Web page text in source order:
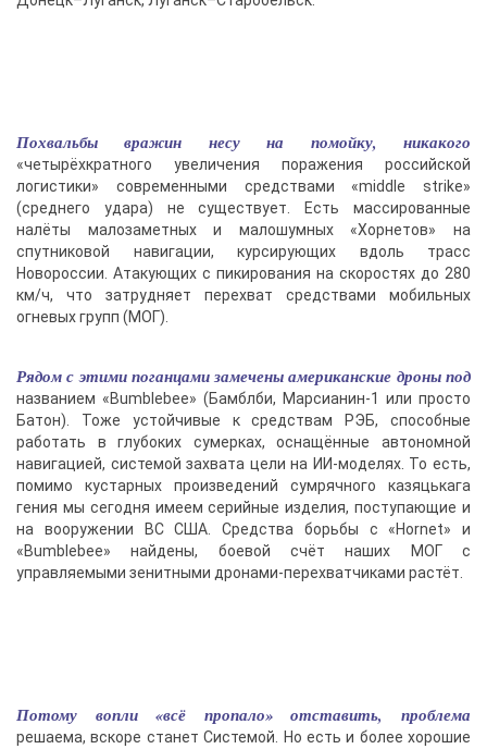
Похвальбы вражин несу на помойку, никакого
«четырёхкратного увеличения поражения российской
логистики» современными средствами «middle strike»
(среднего удара) не существует. Есть массированные
налёты малозаметных и малошумных «Хорнетов» на
спутниковой навигации, курсирующих вдоль трасс
Новороссии. Атакующих с пикирования на скоростях до 280
км/ч, что затрудняет перехват средствами мобильных
огневых групп (МОГ).
Рядом с этими поганцами замечены американские дроны под
названием «Bumblebee» (Бамблби, Марсианин-1 или просто
Батон). Тоже устойчивые к средствам РЭБ, способные
работать в глубоких сумерках, оснащённые автономной
навигацией, системой захвата цели на ИИ-моделях. То есть,
помимо кустарных произведений сумрячного казяцькага
гения мы сегодня имеем серийные изделия, поступающие и
на вооружении ВС США. Средства борьбы с «Hornet» и
«Bumblebee» найдены, боевой счёт наших МОГ с
управляемыми зенитными дронами-перехватчиками растёт.
Потому вопли «всё пропало» отставить, проблема
решаема, вскоре станет Системой. Но есть и более хорошие